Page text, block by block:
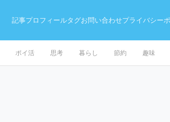
記事プロフィールタグお問い合わせプライバシー
ポイ活 思考 暮らし 節約 趣味